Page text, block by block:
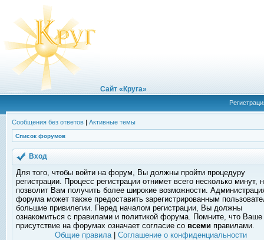
Сайт «Круга»
Сообщения без ответов | Активные темы
Список форумов
Вход
Для того, чтобы войти на форум, Вы должны пройти процедуру
регистрации. Процесс регистрации отнимет всего несколько минут,
позволит Вам получить более широкие возможности.
форума может также предоставить зарегистрированным
большие привилегии. Перед началом регистрации, Вы должны
ознакомиться с правилами и политикой форума. Помните, что Ваше
присутствие на форумах означает согласие со всеми правилами.
Общие правила| Соглашение о конфиденциальности